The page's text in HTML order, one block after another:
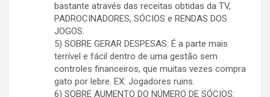
bastante através das receitas obtidas da TV,
PADROCINADORES, SÓCIOS e RENDAS DOS
JOGOS.
5) SOBRE GERAR DESPESAS: É a parte mais
terrível e fácil dentro de uma gestão sem
controles financeiros, que muitas vezes compra
gato por lebre. EX: Jogadores ruins.
6) SOBRE AUMENTO DO NÚMERO DE SÓCIOS: